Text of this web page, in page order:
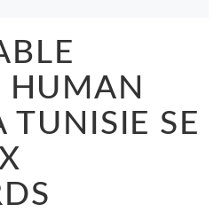
HUMAN
TUNISIE SE